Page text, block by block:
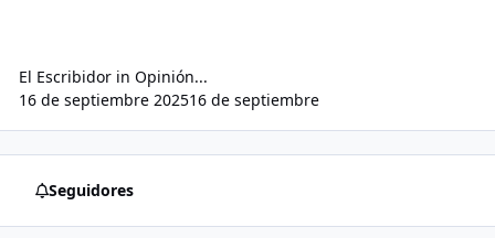
El Escribidorin Opinión...
16 de septiembre 202516 de septiembre
Seguidores